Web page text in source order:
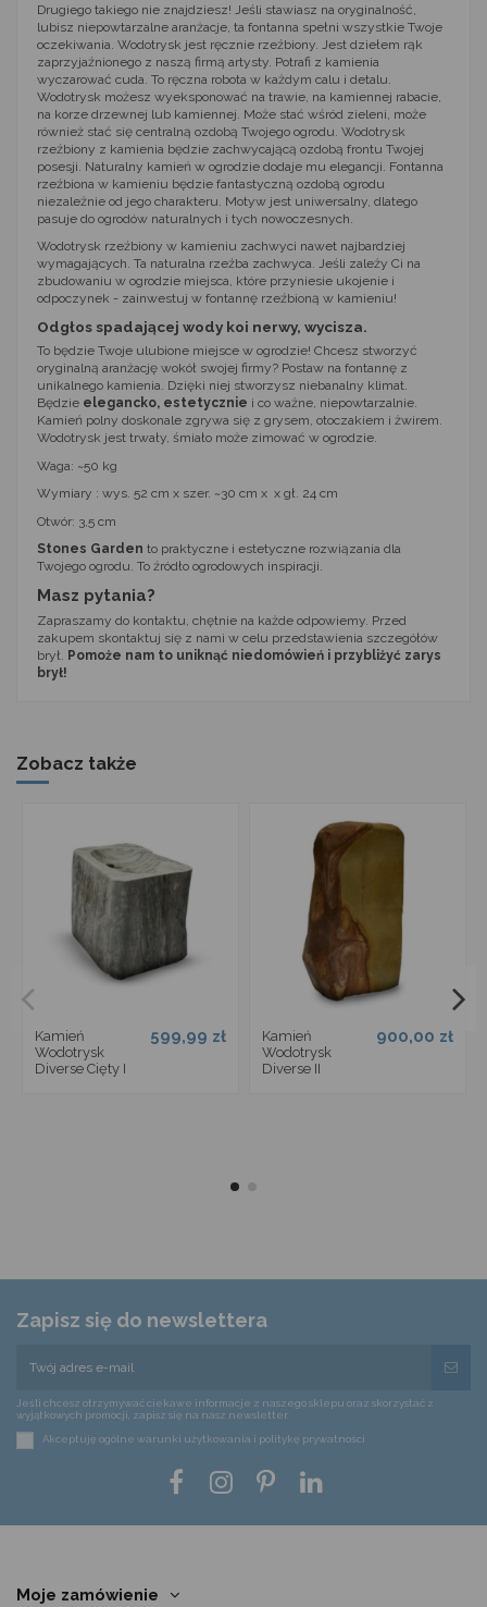
Drugiego takiego nie znajdziesz! Jeśli stawiasz na oryginalność,
lubisz niepowtarzalne aranżacje, ta fontanna spełni wszystkie Twoje
oczekiwania. Wodotrysk jest ręcznie rzeźbiony. Jest dziełem rąk
zaprzyjaźnionego z naszą firmą artysty. Potrafi z kamienia
wyczarować cuda. To ręczna robota w każdym calu i detalu.
Wodotrysk możesz wyeksponować na trawie, na kamiennej rabacie,
na korze drzewnej lub kamiennej. Może stać wśród zieleni, może
również stać się centralną ozdobą Twojego ogrodu. Wodotrysk
rzeźbiony z kamienia będzie zachwycającą ozdobą frontu Twojej
posesji. Naturalny kamień w ogrodzie dodaje mu elegancji. Fontanna
rzeźbiona w kamieniu będzie fantastyczną ozdobą ogrodu
niezależnie od jego charakteru. Motyw jest uniwersalny, dlatego
pasuje do ogrodów naturalnych i tych nowoczesnych.
Wodotrysk rzeźbiony w kamieniu zachwyci nawet najbardziej
wymagających. Ta naturalna rzeźba zachwyca. Jeśli zależy Ci na
zbudowaniu w ogrodzie miejsca, które przyniesie ukojenie i
odpoczynek - zainwestuj w fontannę rzeźbioną w kamieniu!
Odgłos spadającej wody koi nerwy, wycisza.
To będzie Twoje ulubione miejsce w ogrodzie! Chcesz stworzyć
oryginalną aranżację wokół swojej firmy? Postaw na fontannę z
unikalnego kamienia. Dzięki niej stworzysz niebanalny klimat.
Będzie elegancko, estetycznie i co ważne, niepowtarzalnie.
Kamień polny doskonale zgrywa się z grysem, otoczakiem i żwirem.
Wodotrysk jest trwały, śmiało może zimować w ogrodzie.
Waga: ~50 kg
Wymiary : wys. 52 cm x szer. ~30 cm x x gł. 24 cm
Otwór: 3,5 cm
Stones Garden to praktyczne i estetyczne rozwiązania dla
Twojego ogrodu. To źródło ogrodowych inspiracji.
Masz pytania?
Zapraszamy do kontaktu, chętnie na każde odpowiemy. Przed
zakupem skontaktuj się z nami w celu przedstawienia szczegółów
brył. Pomoże nam to uniknąć niedomówień i przybliżyć zarys
brył!
Zobacz także
Kamień
Wodotrysk
Diverse Cięty I
599,99 zł
Kamień
Wodotrysk
Diverse II
900,00 zł
Zapisz się do newslettera
Jeśli chcesz otrzymywać ciekawe informacje z naszego sklepu oraz skorzystać z
wyjątkowych promocji, zapisz się na nasz newsletter.
Akceptuję ogólne warunki użytkowania i politykę prywatności
Moje zamówienie